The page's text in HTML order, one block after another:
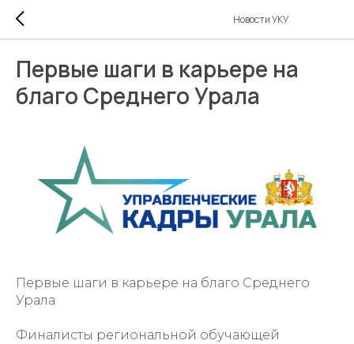
Новости УКУ
Первые шаги в карьере на
благо Среднего Урала
Первые шаги в карьере на благо Среднего
Урала
Финалисты региональной обучающей